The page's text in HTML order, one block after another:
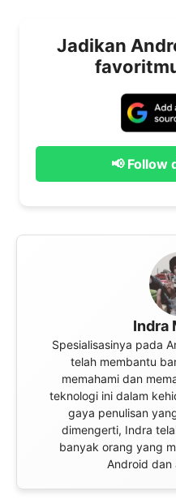
Jadikan
📢 Follow
Indra
Spesialisasinya pada
telah membantu
memahami dan
teknologi ini dalam
gaya penulisan
dimengerti, Indra
banyak orang yang
Android dan